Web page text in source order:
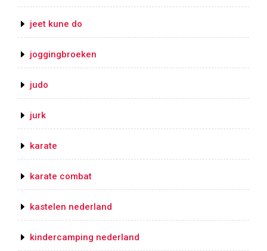
jeet kune do
joggingbroeken
judo
jurk
karate
karate combat
kastelen nederland
kindercamping nederland